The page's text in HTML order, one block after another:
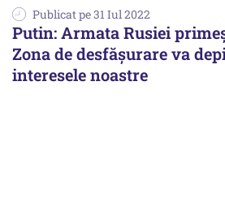
Publicat pe 31 Iul 2022
Putin: Armata Rusiei
Zona de desfăşurare va
interesele noastre